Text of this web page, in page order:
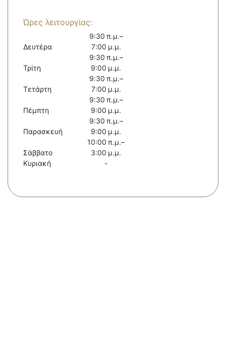
Ώρες λειτουργίας:
Δευτέρα
9:30 π.μ.–
7:00 μ.μ.
Τρίτη
9:30 π.μ.–
9:00 μ.μ.
Τετάρτη
9:30 π.μ.–
7:00 μ.μ.
Πέμπτη
9:30 π.μ.–
9:00 μ.μ.
Παρασκευή
9:30 π.μ.–
9:00 μ.μ.
Σάββατο
10:00 π.μ.–
3:00 μ.μ.
Κυριακή
-